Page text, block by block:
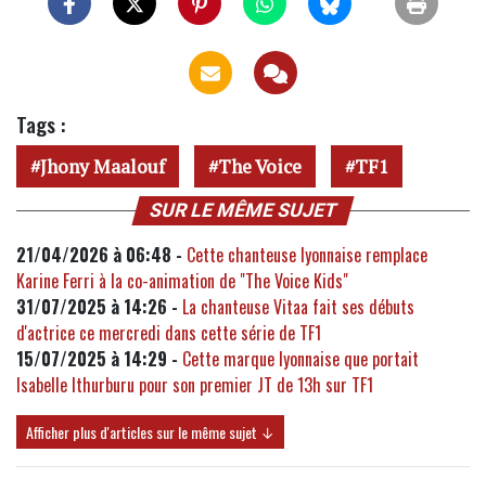
Tags :
Jhony Maalouf The Voice TF1
SUR LE MÊME SUJET
21/04/2026 à 06:48 - Cette chanteuse lyonnaise remplace
Karine Ferri à la co-animation de "The Voice Kids"
31/07/2025 à 14:26 - La chanteuse Vitaa fait ses débuts
d'actrice ce mercredi dans cette série de TF1
15/07/2025 à 14:29 - Cette marque lyonnaise que portait
Isabelle Ithurburu pour son premier JT de 13h sur TF1
Afficher plus d'articles sur le même sujet ↓